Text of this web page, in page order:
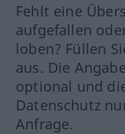
Fehlt eine
aufgefallen
loben? Füllen
aus. Die
optional und
Datenschutz
Anfrage.